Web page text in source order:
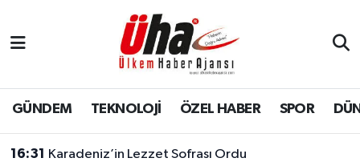
GÜNDEM TEKNOLOJİ ÖZEL HABER SPOR
16:31 Karadeniz’in Lezzet Sofrası Ordu
İstanbul Nöbetçi Eczaneler
İstanbul Hava Durumu